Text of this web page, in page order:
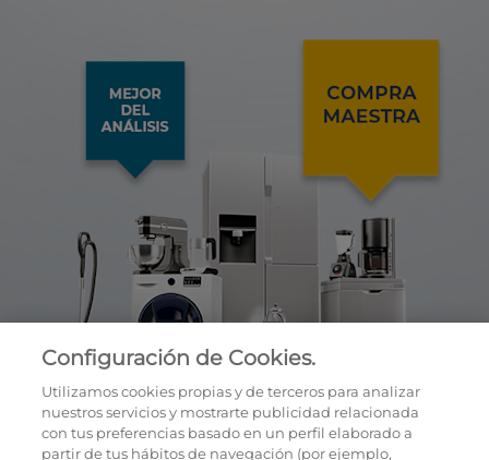
Configuración de Cookies.
Utilizamos cookies propias y de terceros para analizar
nuestros servicios y mostrarte publicidad relacionada
con tus preferencias basado en un perfil elaborado a
partir de tus hábitos de navegación (por ejemplo,